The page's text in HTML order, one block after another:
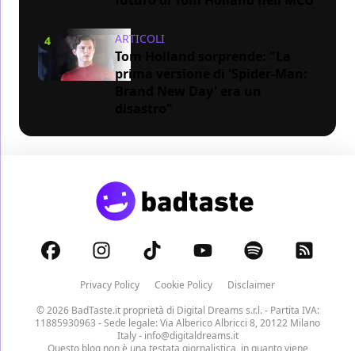
4 ARTICOLI
Tom Holland sorprende: "La
prima versione di 'Spider-Man:
Privacy Policy Cookie Policy
Disclaimer
© 2026 BadTaste.it proprietà di Digital Dreams s.r.l.- Partita IVA:
11885930963 - Sede legale: Via Alberico Albricci 8, 20122 Milano
Italy - info@digitaldreams.it
Questo blog non è una testata giornalistica, in quanto viene